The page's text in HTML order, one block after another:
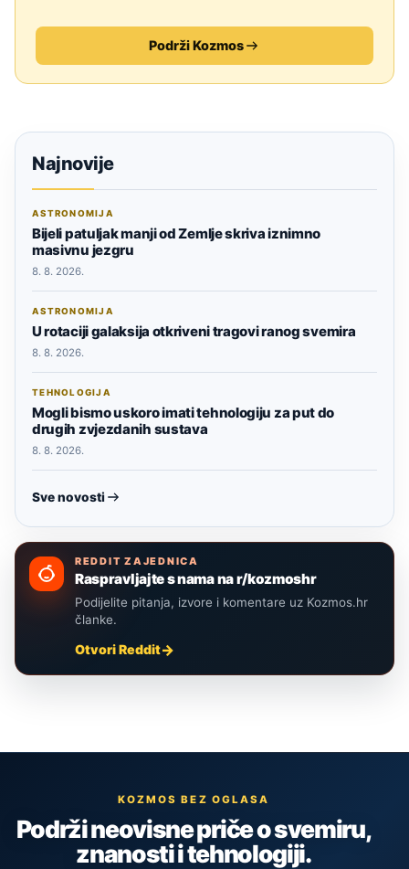
Podrži Kozmos
Najnovije
ASTRONOMIJA
Bijeli patuljak manji od Zemlje skriva iznimno
masivnu jezgru
8. 8. 2026.
ASTRONOMIJA
U rotaciji galaksija otkriveni tragovi ranog svemira
8. 8. 2026.
TEHNOLOGIJA
Mogli bismo uskoro imati tehnologiju za put do
drugih zvjezdanih sustava
8. 8. 2026.
Sve novosti
REDDIT ZAJEDNICA
Raspravljajte s nama na r/kozmoshr
Podijelite pitanja, izvore i komentare uz Kozmos.hr
članke.
Otvori Reddit
KOZMOS BEZ OGLASA
Podrži neovisne priče o svemiru,
znanosti i tehnologiji.